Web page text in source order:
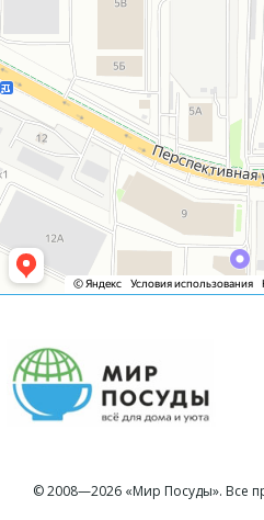
© 2008—2026 «Мир Посуды». Все